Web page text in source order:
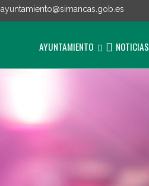
ayuntamiento@simancas.gob.es
AYUNTAMIENTO NOTICIAS